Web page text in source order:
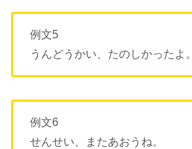
例文5
うんどうかい、たのしかったよ。
例文6
せんせい、またあおうね。